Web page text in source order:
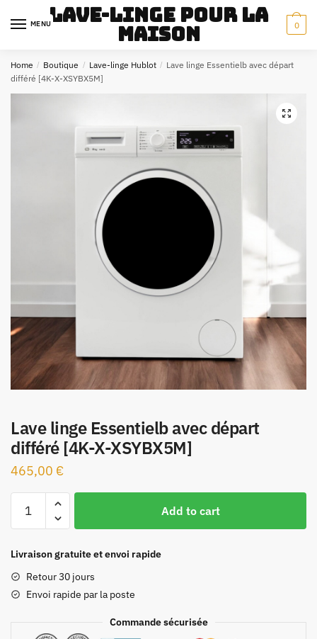
MENULave-Linge pour la
maison 0
Home / Boutique / Lave-linge Hublot / Lave linge Essentielb avec départ
différé [4K-X-XSYBX5M]
Lave linge Essentielb avec départ
différé [4K-X-XSYBX5M]
465,00 €
linge
avec
différé
[4K-
XSYBX5M]
Add to cart
Livraison gratuite et envoi rapide
Retour 30 jours
Envoi rapide par la poste
Commande sécurisée